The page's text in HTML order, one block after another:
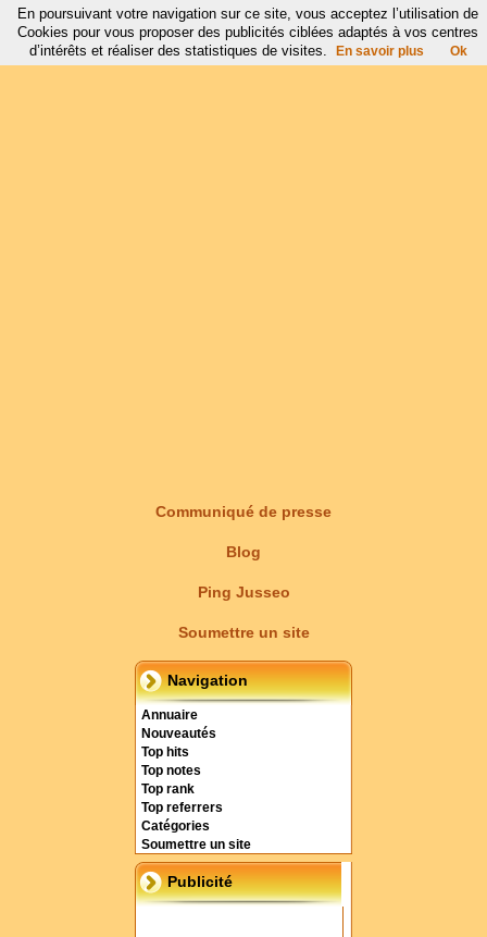
Communiqué de presse
Blog
Ping Jusseo
Soumettre un site
Navigation
Annuaire
Nouveautés
Top hits
Top notes
Top rank
Top referrers
Catégories
Soumettre un site
Publicité
En poursuivant votre navigation sur ce site, vous acceptez l’utilisation de
Cookies pour vous proposer des publicités ciblées adaptés à vos centres
d’intérêts et réaliser des statistiques de visites.
En savoir plus Ok